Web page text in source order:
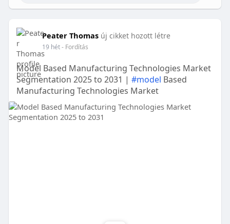
Peater Thomas új cikket hozott létre
19 hét- Fordítás
Model Based Manufacturing Technologies Market
Segmentation 2025 to 2031 | #model Based
Manufacturing Technologies Market